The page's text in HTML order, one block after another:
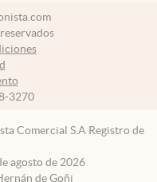
3270
Comercial S.A Registro de
agosto de 2026
de Goñi